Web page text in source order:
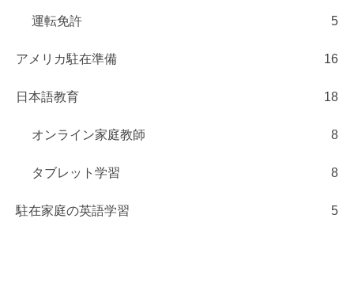
運転免許 5
アメリカ駐在準備 16
日本語教育 18
オンライン家庭教師 8
タブレット学習 8
駐在家庭の英語学習 5